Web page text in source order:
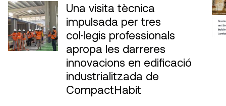
Una visita tècnica
impulsada per tres
col·legis professionals
apropa les darreres
innovacions en edificació
industrialitzada de
CompactHabit